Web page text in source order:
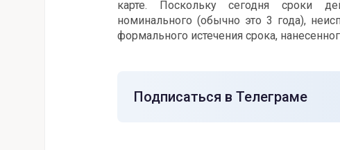
карте. Поскольку сегодня сроки
номинального (обычно это 3 года),
формального истечения срока,
Подписаться в Телеграме